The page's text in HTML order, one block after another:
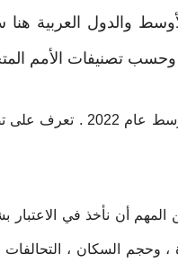
والدول العربية
تصنيفات الأمم
تعرف على قائمة أقوى
أن نأخذ في
، وحجم السكان ، التحالفات